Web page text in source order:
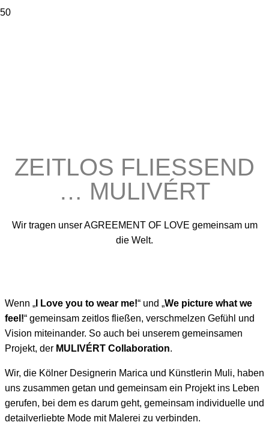
ZEITLOS FLIESSEND
… MULIVÉRT
Wir tragen unser AGREEMENT OF LOVE gemeinsam um
die Welt.
Wenn „ I Love you to wear me!“ und „We picture what we
feel!“ gemeinsam zeitlos fließen, verschmelzen Gefühl und
Vision miteinander. So auch bei unserem gemeinsamen
Projekt, der MULIVÉRT Collaboration.
Wir, die Kölner Designerin Marica und Künstlerin Muli, haben
uns zusammen getan und gemeinsam ein Projekt ins Leben
gerufen, bei dem es darum geht, gemeinsam individuelle und
detailverliebte Mode mit Malerei zu verbinden.